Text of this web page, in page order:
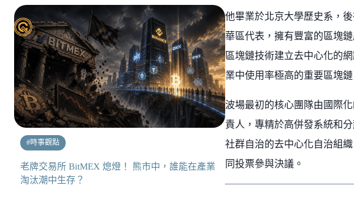
#時事觀點
老牌交易所 BitMEX 熄燈！ 熊市中，誰能在產業
淘汰潮中生存？
他畢業於北京大學歷史系，
華區代表，擁有豐富的區塊
區塊鏈技術建立去中心化的
業中使用率極高的重要區塊鏈
波場最初的核心團隊由國際
責人，專精於高併發系統和
社群自治的去中心化自治組
同投票參與決議。